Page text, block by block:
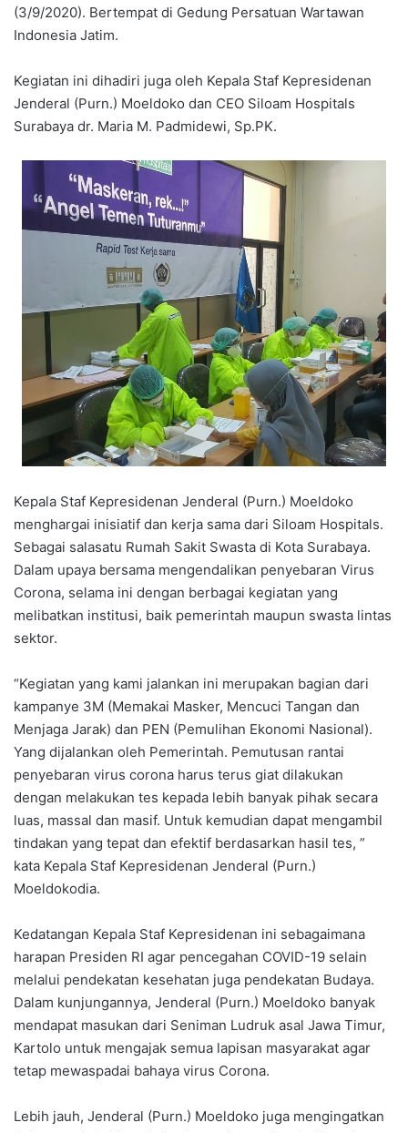
(3/9/2020). Bertempat di Gedung Persatuan Wartawan
Indonesia Jatim.
Kegiatan ini dihadiri juga oleh Kepala Staf Kepresidenan
Jenderal (Purn.) Moeldoko dan CEO Siloam Hospitals
Surabaya dr. Maria M. Padmidewi, Sp.PK.
Kepala Staf Kepresidenan Jenderal (Purn.) Moeldoko
menghargai inisiatif dan kerja sama dari Siloam Hospitals.
Sebagai salasatu Rumah Sakit Swasta di Kota Surabaya.
Dalam upaya bersama mengendalikan penyebaran Virus
Corona, selama ini dengan berbagai kegiatan yang
melibatkan institusi, baik pemerintah maupun swasta lintas
sektor.
“Kegiatan yang kami jalankan ini merupakan bagian dari
kampanye 3M (Memakai Masker, Mencuci Tangan dan
Menjaga Jarak) dan PEN (Pemulihan Ekonomi Nasional).
Yang dijalankan oleh Pemerintah. Pemutusan rantai
penyebaran virus corona harus terus giat dilakukan
dengan melakukan tes kepada lebih banyak pihak secara
luas, massal dan masif. Untuk kemudian dapat mengambil
tindakan yang tepat dan efektif berdasarkan hasil tes, ”
kata Kepala Staf Kepresidenan Jenderal (Purn.)
Moeldokodia.
Kedatangan Kepala Staf Kepresidenan ini sebagaimana
harapan Presiden RI agar pencegahan COVID-19 selain
melalui pendekatan kesehatan juga pendekatan Budaya.
Dalam kunjungannya, Jenderal (Purn.) Moeldoko banyak
mendapat masukan dari Seniman Ludruk asal Jawa Timur,
Kartolo untuk mengajak semua lapisan masyarakat agar
tetap mewaspadai bahaya virus Corona.
Lebih jauh, Jenderal (Purn.) Moeldoko juga mengingatkan